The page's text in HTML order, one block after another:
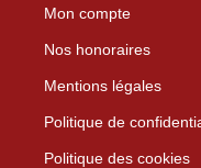
Mon compte
Nos honoraires
Mentions légales
Politique de
Politique des cookies